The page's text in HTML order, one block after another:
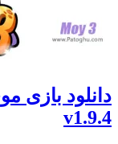
v1.9.4